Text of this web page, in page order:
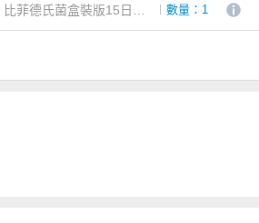
sakuyo Fit Bio 比菲德氏菌盒裝版15日份(15條/盒)
數量：1